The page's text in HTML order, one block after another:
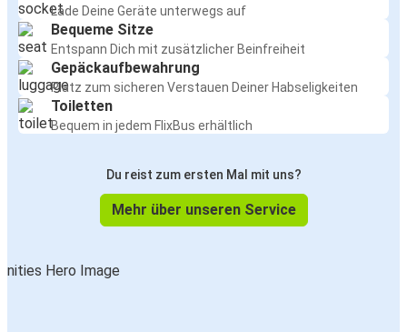
Lade Deine Geräte unterwegs auf
Bequeme Sitze
Entspann Dich mit zusätzlicher Beinfreiheit
Gepäckaufbewahrung
Platz zum sicheren Verstauen Deiner Habseligkeiten
Toiletten
Bequem in jedem FlixBus erhältlich
Du reist zum ersten Mal mit uns?
Mehr über unseren Service